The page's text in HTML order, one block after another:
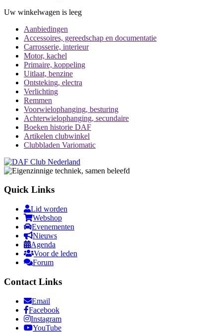
Uw winkelwagen is leeg
Aanbiedingen
Accessoires, gereedschap en documentatie
Carrosserie, interieur
Motor, kachel
Primaire, koppeling
Uitlaat, benzine
Ontsteking, electra
Verlichting
Remmen
Voorwielophanging, besturing
Achterwielophanging, secundaire
Boeken historie DAF
Artikelen clubwinkel
Clubbladen Variomatic
Quick Links
Lid worden
Webshop
Evenementen
Nieuws
Agenda
Voor de leden
Forum
Contact Links
Email
Facebook
Instagram
YouTube